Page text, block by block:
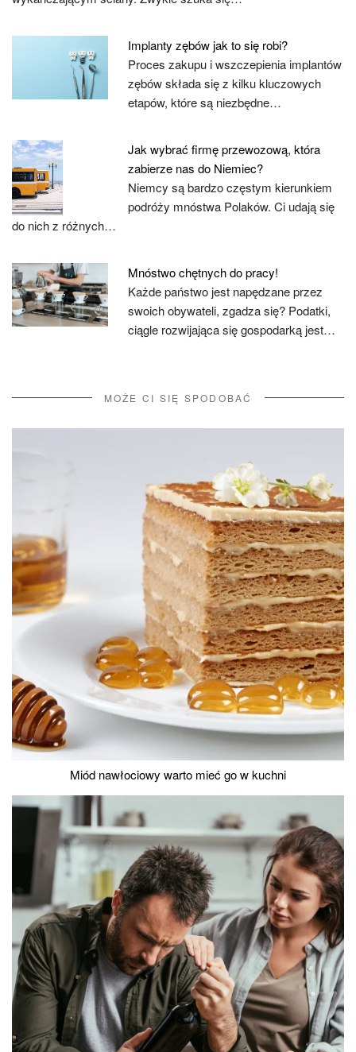
Implanty zębów jak to się robi?
Proces zakupu i wszczepienia implantów
zębów składa się z kilku kluczowych
etapów, które są niezbędne…
Jak wybrać firmę przewozową, która
zabierze nas do Niemiec?
Niemcy są bardzo częstym kierunkiem
podróży mnóstwa Polaków. Ci udają się
do nich z różnych…
Mnóstwo chętnych do pracy!
Każde państwo jest napędzane przez
swoich obywateli, zgadza się? Podatki,
ciągle rozwijająca się gospodarką jest…
MOŻE CI SIĘ SPODOBAĆ
Miód nawłociowy warto mieć go w kuchni